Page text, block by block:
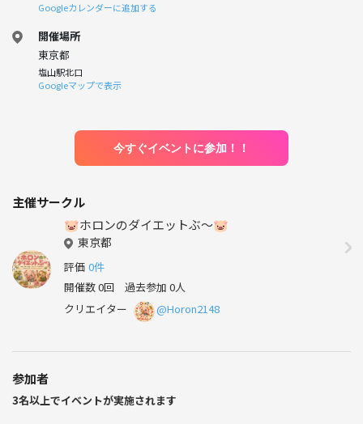
Googleカレンダーに追加する
開催場所
東京都
塩山駅北口
Googleマップで表示
今すぐイベントに参加！！
主催サークル
🐷ホロンのダイエットぶ〜🐷
東京都
評価 0件
開催数 0回 過去参加 0人
クリエイター
@Horon2148
参加者
3名以上でイベントが実施されます